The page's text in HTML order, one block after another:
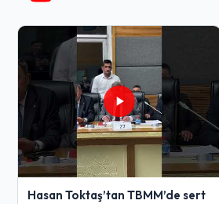
Hasan Toktaş’tan TBMM’de sert